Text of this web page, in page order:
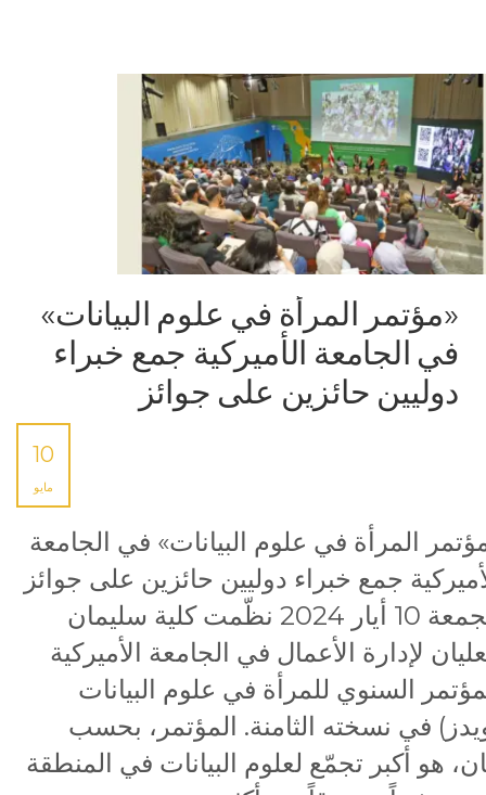
«مؤتمر المرأة في علوم البيانات»
في الجامعة الأميركية جمع خبراء
دوليين حائزين على جوائز
10
مايو
المرأة في علوم البيانات» في الجامعة
جمع خبراء دوليين حائزين على جوائز
الجمعة 10 أيار 2024 نظّمت كلية سليمان
لإدارة الأعمال في الجامعة الأميركية
السنوي للمرأة في علوم البيانات
في نسخته الثامنة. المؤتمر، بحسب
هو أكبر تجمّع لعلوم البيانات في المنطقة